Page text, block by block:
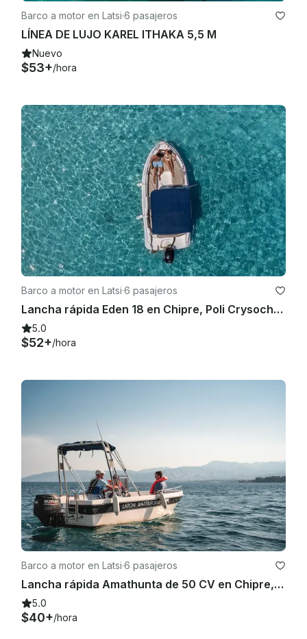
Barco a motor en Latsi·6 pasajeros
LÍNEA DE LUJO KAREL ITHAKA 5,5 M
Nuevo
$53+/hora
Barco a motor en Latsi·6 pasajeros
Lancha rápida Eden 18 en Chipre, Poli Crysochous
5.0
$52+/hora
Barco a motor en Latsi·6 pasajeros
Lancha rápida Amathunta de 50 CV en Chipre, Poli Crysochous
5.0
$40+/hora